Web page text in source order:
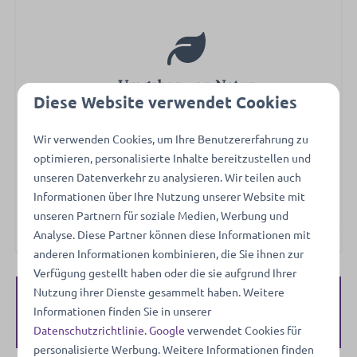
Heizung und Kühlung
Klimatisierung
Waschen und Trocknen
Hoover
Außenbereich
Garten
Gartenmöbel
Berging
Umgeben von Natur
Flexible Stornierungs-bedingungen
Verfügbarkeit und Preis
Diese Website verwendet Cookies
Wir verwenden Cookies, um Ihre Benutzererfahrung zu
optimieren, personalisierte Inhalte bereitzustellen und
unseren Datenverkehr zu analysieren. Wir teilen auch
Informationen über Ihre Nutzung unserer Website mit
unseren Partnern für soziale Medien, Werbung und
Analyse. Diese Partner können diese Informationen mit
anderen Informationen kombinieren, die Sie ihnen zur
Verfügung gestellt haben oder die sie aufgrund Ihrer
Nutzung ihrer Dienste gesammelt haben. Weitere
Informationen finden Sie in unserer
Datenschutzrichtlinie.Google verwendet Cookies für
personalisierte Werbung. Weitere Informationen finden